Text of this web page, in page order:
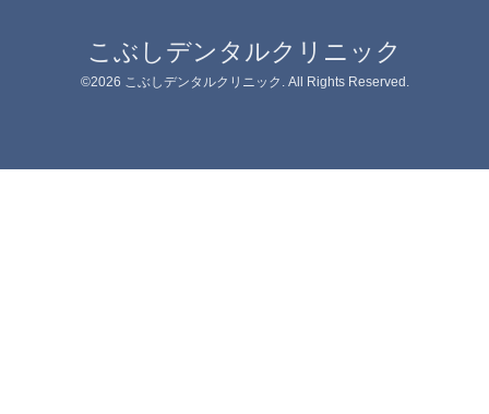
こぶしデンタルクリニック
©2026 こぶしデンタルクリニック . All Rights Reserved.